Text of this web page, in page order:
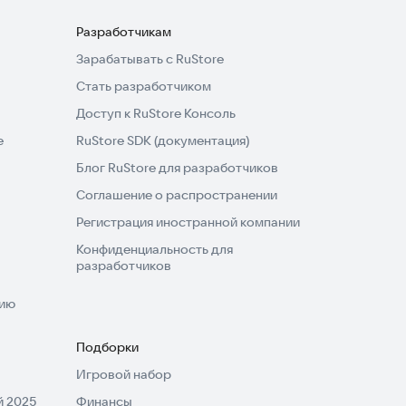
Разработчикам
Зарабатывать с RuStore
Стать разработчиком
Доступ к RuStore Консоль
RuStore SDK (документация)
Блог RuStore для разработчиков
Соглашение о распространении
Регистрация иностранной компании
Конфиденциальность для
разработчиков
2025
Подборки
Игровой набор
Финансы